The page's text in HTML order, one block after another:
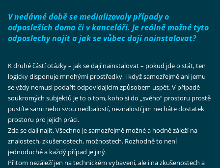
V nedávné době se medializovaly případy o
odposleších doma či v kanceláři. Je reálně možné tyto
odposlechy najít a jak se vůbec dají nainstalovat?
K druhé částí otázky – jak se dají nainstalovat – pokud jde o stát, ten
logicky disponuje mnohými prostředky, i když samozřejmě ani jemu
se vždy nemusí podařit odpovídajícím způsobem uspět. V případě
soukromých subjektů je to o tom, koho si do „svého“ prostoru prostě
pustíte sami nebo svou nedbalostí, neznalostí jim necháte dostatek
prostoru pro jejich práci.
Zda se dají najít. Všechno je samozřejmě možné a hodně záleží na
znalostech, zkušenostech, možnostech. Rozhodně to není
jednoduché a každý případ je jiný.
Přitom nezáleží jen na technickém vybavení, ale i na zkušenostech a